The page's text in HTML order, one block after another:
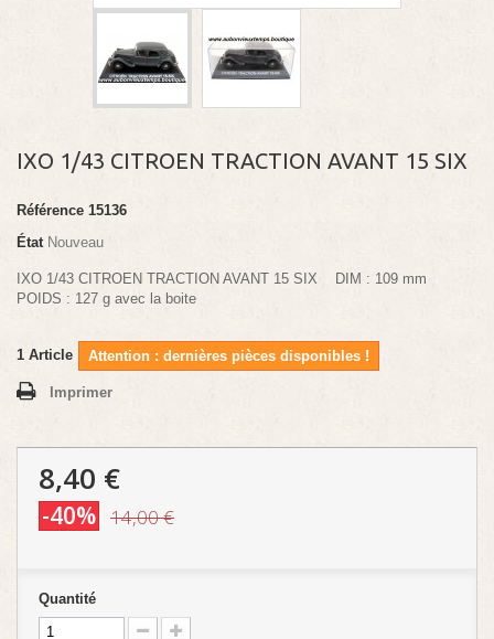
IXO 1/43 CITROEN TRACTION AVANT 15 SIX
Référence 15136
État Nouveau
IXO 1/43 CITROEN TRACTION AVANT 15 SIX DIM : 109 mm
POIDS : 127 g avec la boite
1 Article Attention : dernières pièces disponibles !
Imprimer
8,40 €
-40% 14,00 €
Quantité